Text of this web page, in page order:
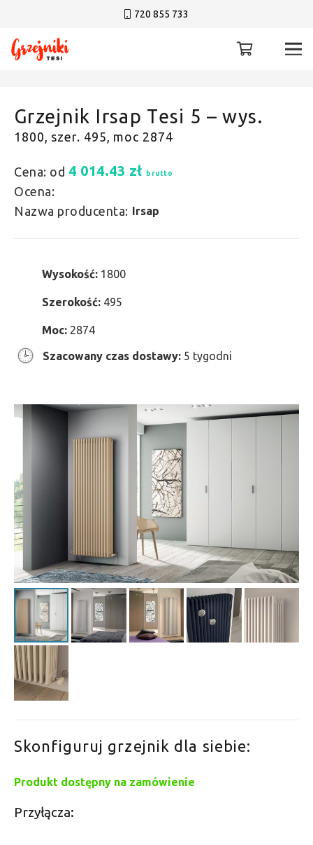
720 855 733
Grzejnik Irsap Tesi 5 – wys.
1800, szer. 495, moc 2874
Cena: od 4 014.43 zł brutto
Ocena:
Nazwa producenta: Irsap
Wysokość: 1800
Szerokość: 495
Moc: 2874
Szacowany czas dostawy: 5 tygodni
Skonfiguruj grzejnik dla siebie:
Produkt dostępny na zamówienie
Przyłącza: